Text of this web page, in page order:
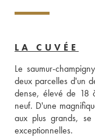
LA CUVÉE
Le saumur-
deux parcelles d'un
dense, élevé de 18
neuf. D'une
aux plus grands,
exceptionnelles.